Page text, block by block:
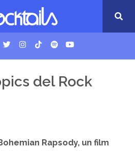
del Rock
Rapsody, un film